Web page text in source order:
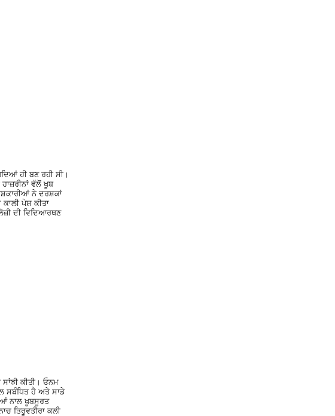
ਹੀ ਬਣ ਰਹੀ ਸੀ।
ਵੱਲੋਂ ਖੂਬ
ਨੇ ਦਰਸ਼ਕਾਂ
ਪੇਸ਼ ਕੀਤਾ
ਦੀ ਵਿਦਿਆਰਥਣ
ਕੀਤੀ। ਓਨਮ
ਸਬੰਧਿਤ ਹੈ ਅਤੇ ਸਾਡੇ
ਨਾਲ ਖੂਬਸੂਰਤ
ਤਿਰੂਵਤੀਰਾ ਕਲੀ